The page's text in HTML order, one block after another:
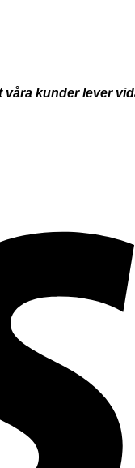
våra kunder lever